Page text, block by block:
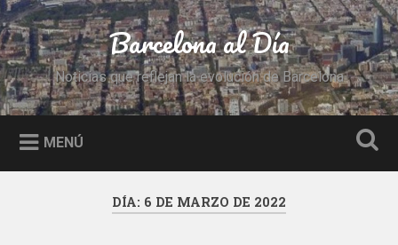
Saltar
al
contenido
Buscar Barcelona al Día
Noticias que reflejan la evolución de Barcelona
MENÚ
DÍA: 6 DE MARZO DE 2022